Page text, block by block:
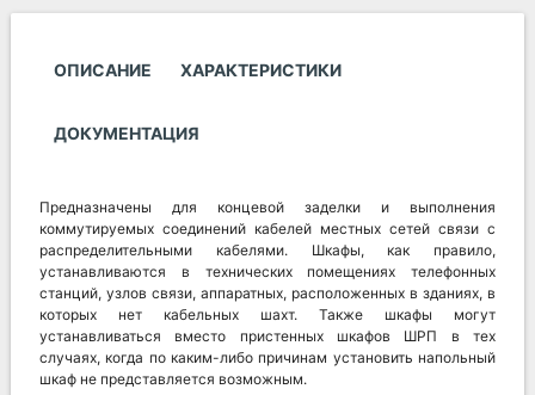
ОПИСАНИЕ ХАРАКТЕРИСТИКИ
ДОКУМЕНТАЦИЯ
Предназначены для концевой заделки и выполнения
коммутируемых соединений кабелей местных сетей связи с
распределительными кабелями. Шкафы, как правило,
устанавливаются в технических помещениях телефонных
станций, узлов связи, аппаратных, расположенных в зданиях, в
которых нет кабельных шахт. Также шкафы могут
устанавливаться вместо пристенных шкафов ШРП в тех
случаях, когда по каким-либо причинам установить напольный
шкаф не представляется возможным.